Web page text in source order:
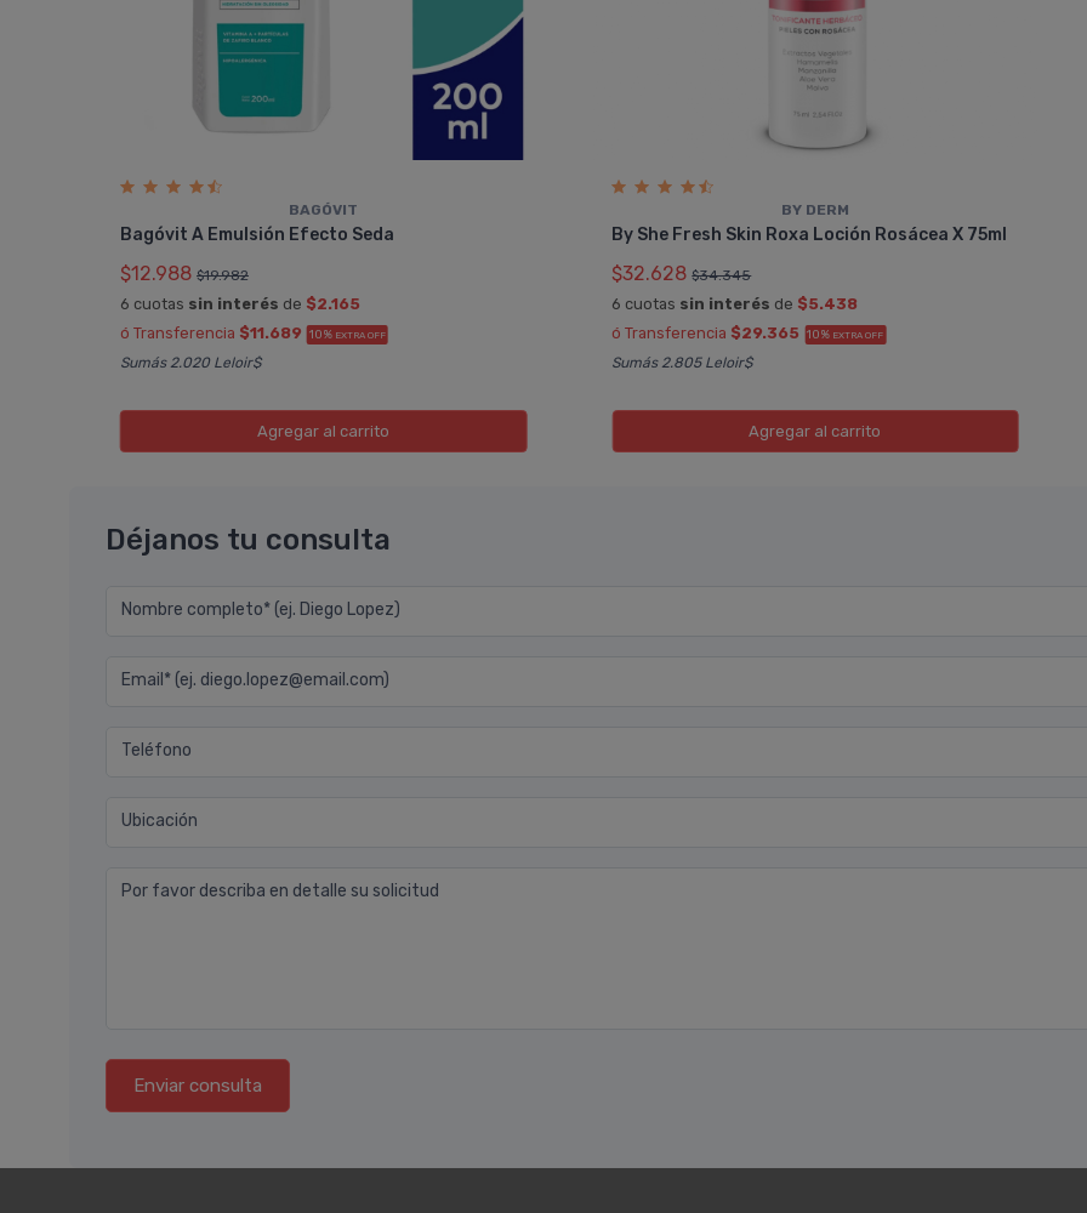
BAGÓVIT
Bagóvit A Emulsión Efecto Seda
$12.988 $19.982
6 cuotas sin interés de $2.165
ó Transferencia $11.689 10% EXTRA OFF
Sumás 2.020 Leloir$
Agregar al carrito
BY DERM
By She Fresh Skin Roxa Loción Rosácea X 75ml
$32.628 $34.345
6 cuotas sin interés de $5.438
ó Transferencia $29.365 10% EXTRA OFF
Sumás 2.805 Leloir$
Agregar al carrito
Déjanos tu consulta
Nombre completo* (ej. Diego Lopez)
Email* (ej. diego.lopez@email.com)
Teléfono
Ubicación
Por favor describa en detalle su solicitud
Enviar consulta